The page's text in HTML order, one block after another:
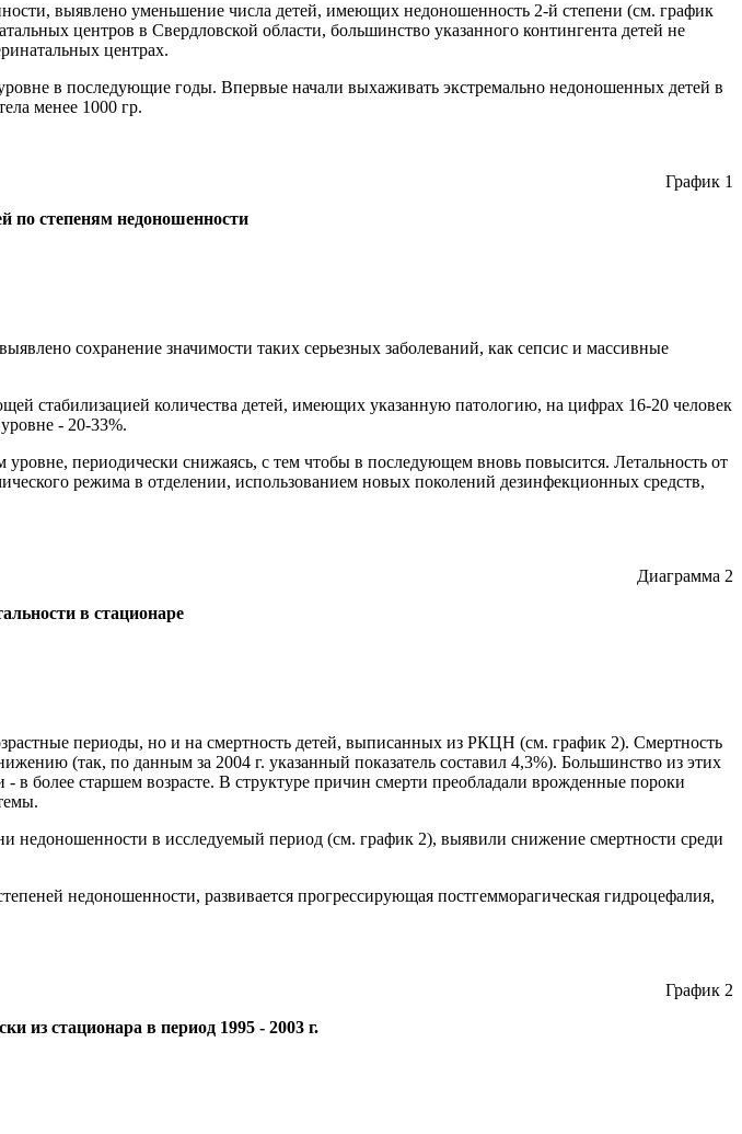
выявлено уменьшение числа детей, имеющих недоношенность 2-й степени (см. график
центров в Свердловской области, большинство указанного контингента детей не
центрах.
в последующие годы. Впервые начали выхаживать экстремально недоношенных детей в
менее 1000 гр.
График 1
по степеням недоношенности
сохранение значимости таких серьезных заболеваний, как сепсис и массивные
стабилизацией количества детей, имеющих указанную патологию, на цифрах 16-20 человек
- 20-33%.
периодически снижаясь, с тем чтобы в последующем вновь повысится. Летальность от
режима в отделении, использованием новых поколений дезинфекционных средств,
Диаграмма 2
в стационаре
периоды, но и на смертность детей, выписанных из РКЦН (см. график 2). Смертность
(так, по данным за 2004 г. указанный показатель составил 4,3%). Большинство из этих
в более старшем возрасте. В структуре причин смерти преобладали врожденные пороки
недоношенности в исследуемый период (см. график 2), выявили снижение смертности среди
недоношенности, развивается прогрессирующая постгемморагическая гидроцефалия,
График 2
из стационара в период 1995 - 2003 г.